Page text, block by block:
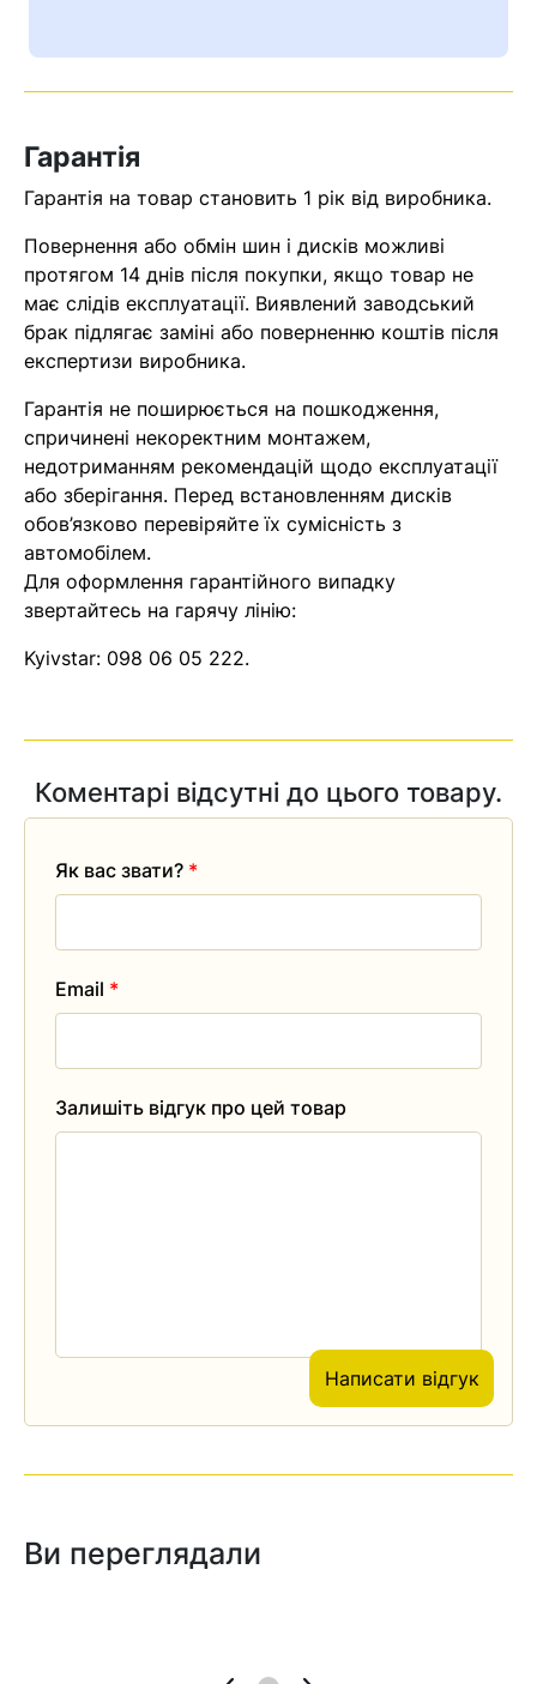
Помилка:
Оператор зв’яжеться з вами
найближчим часом
Гарантія
Гарантія на товар становить 1 рік від виробника.
Повернення або обмін шин і дисків можливі
протягом 14 днів після покупки, якщо товар не
має слідів експлуатації. Виявлений заводський
брак підлягає заміні або поверненню коштів після
експертизи виробника.
Гарантія не поширюється на пошкодження,
спричинені некоректним монтажем,
недотриманням рекомендацій щодо експлуатації
або зберігання. Перед встановленням дисків
обов’язково перевіряйте їх сумісність з
автомобілем.
Для оформлення гарантійного випадку
звертайтесь на гарячу лінію:
Kyivstar: 098 06 05 222.
Коментарі відсутні до цього товару.
Залишіть відгук про цей товар
Як вас звати? *
Email *
Написати відгук
Ви переглядали